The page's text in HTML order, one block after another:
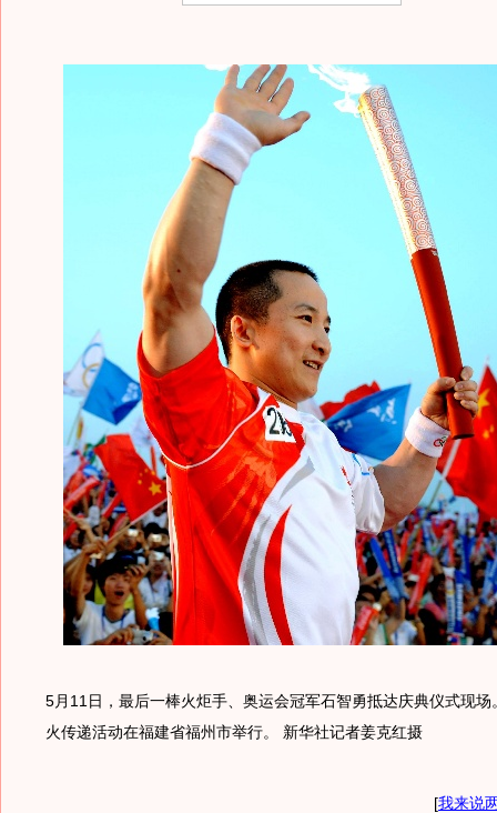
5月11日，最后一棒火炬手、奥运会冠军石智勇抵达庆典仪式现
火传递活动在福建省福州市举行。 新华社记者姜克红摄
[我来说